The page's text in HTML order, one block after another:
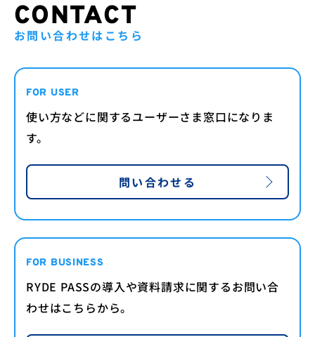
CONTACT
お問い合わせはこちら
FOR USER
使い方などに関するユーザーさま窓口になりま
す。
問い合わせる
FOR BUSINESS
RYDE PASSの導入や資料請求に関するお問い合
わせはこちらから。